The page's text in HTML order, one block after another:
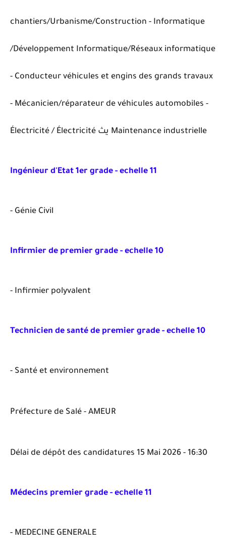
chantiers/Urbanisme/Construction - Informatique
/Développement Informatique/Réseaux informatique
- Conducteur véhicules et engins des grands travaux
- Mécanicien/réparateur de véhicules automobiles -
Électricité / Électricité يث Maintenance industrielle
Ingénieur d'Etat 1er grade - echelle 11
- Génie Civil
Infirmier de premier grade - echelle 10
- Infirmier polyvalent
Technicien de santé de premier grade - echelle 10
- Santé et environnement
Préfecture de Salé - AMEUR
Délai de dépôt des candidatures 15 Mai 2026 - 16:30
Médecins premier grade - echelle 11
- MEDECINE GENERALE